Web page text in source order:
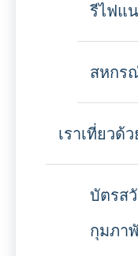
รีไฟแ
สหกร
เราเที่ยวด้
บัตรส
กุมภา